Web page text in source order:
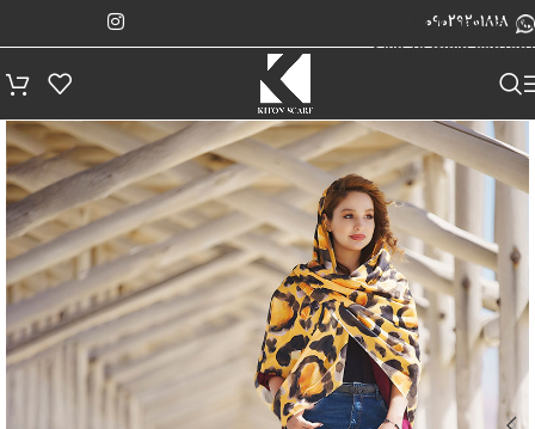
Skip to navigation
Skip to main content
09029201818